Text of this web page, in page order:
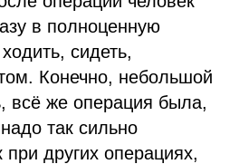
в полноценную
сидеть,
Конечно, небольшой
всё же операция была,
так сильно
при других операциях,